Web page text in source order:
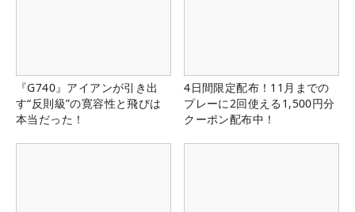
『G740』アイアンが引き出
す“反則級”の寛容性と飛びは
本当だった！
4日間限定配布！11月までの
プレーに2回使える1,500円分
クーポン配布中！